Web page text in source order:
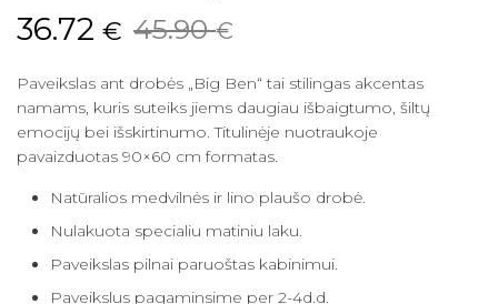
45.90€
Original
was:
45.90 €.
36.72 €
Current
is:
36.72 €.
Paveikslas ant drobės „Big Ben“ tai stilingas akcentas
namams, kuris suteiks jiems daugiau išbaigtumo, šiltų
emocijų bei išskirtinumo. Titulinėje nuotraukoje
pavaizduotas 90×60 cm formatas.
Natūralios medvilnės ir lino plaušo drobė.
Nulakuota specialiu matiniu laku.
Paveikslas pilnai paruoštas kabinimui.
Paveikslus pagaminsime per 2-4d.d.